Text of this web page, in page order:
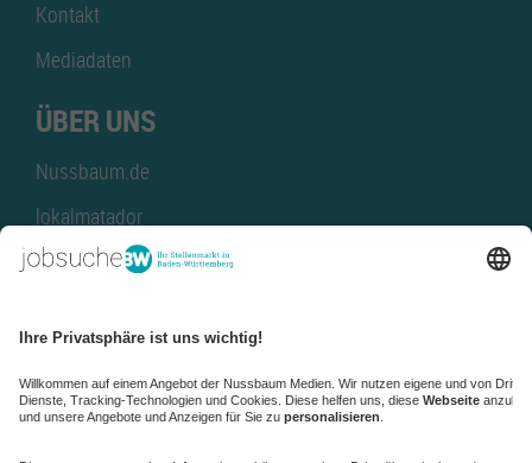
Kontakt
Mediadaten
ÜBER UNS
Nussbaum.de
lokalmatador
kaufinBW
NussbaumID
Nussbaum Medien